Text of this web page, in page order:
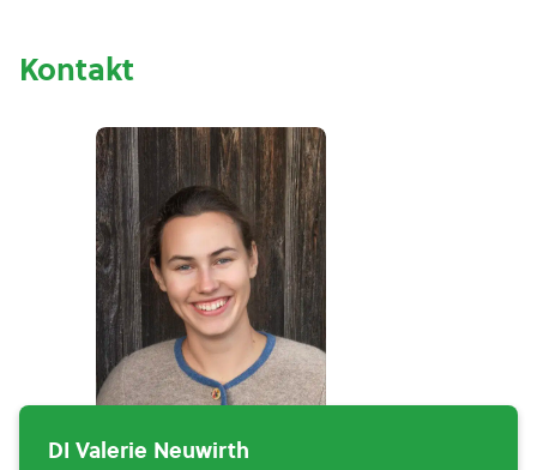
Kontakt
DI Valerie Neuwirth